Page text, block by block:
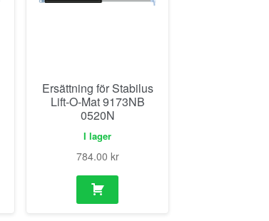
Ersättning för Stabilus
Lift-O-Mat 9173NB
0520N
I lager
784.00 kr